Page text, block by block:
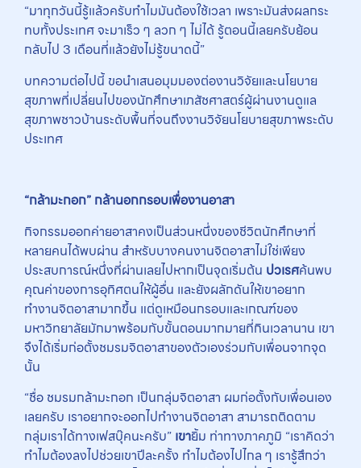
“มาทุกวันนี้รู้แล้วครับทำไมมันต้องใช้เวลา เพราะมันส่งผลกระ
ทบทั้งประเทศ จะมาเร็ว ๆ ลวก ๆ ไม่ได้ รู้ตอนนี้เลยครับย้อน
กลับไป 3 เดือนที่แล้วยังไม่รู้ขนาดนี้”
บทความต่อไปนี้ ขอนำเสนอมุมมองต่องานวิจัยและนโยบาย
สุขภาพที่เปลี่ยนไปของนักศึกษาเภสัชศาสตร์ผู้ผ่านงานดูแล
สุขภาพชาวบ้านระดับพื้นที่จนถึงงานวิจัยนโยบายสุขภาพระดับ
ประเทศ
“กล้ามะกอก” กล้านอกกรอบเพื่องานอาสา
กิจกรรมออกค่ายอาสาคงเป็นส่วนหนึ่งของชีวิตนักศึกษาที่
หลายคนได้พบผ่าน สำหรับบางคนงานจิตอาสาไม่ใช่เพียง
ประสบการณ์หนึ่งที่ผ่านเลยไปหากเป็นจุดเริ่มต้น ปวเรศค้นพบ
คุณค่าของการอุทิศตนให้ผู้อื่น และยังผลักดันให้เขาอยาก
ทำงานจิตอาสามากขึ้น แต่ดูเหมือนกรอบและเกณฑ์ของ
มหาวิทยาลัยมักมาพร้อมกับขั้นตอนมากมายที่กินเวลานาน เขา
จึงได้เริ่มก่อตั้งชมรมจิตอาสาของตัวเองร่วมกับเพื่อนจากจุด
นั้น
“ชื่อ ชมรมกล้ามะกอก เป็นกลุ่มจิตอาสา ผมก่อตั้งกับเพื่อนเอง
เลยครับ เราอยากจะออกไปทำงานจิตอาสา สามารถติดตาม
กลุ่มเราได้ทางเฟสบุ๊คนะครับ” เขายิ้ม ท่าทางภาคภูมิ “เราคิดว่า
ทำไมต้องลงไปช่วยเขาปีละครั้ง ทำไมต้องไปไกล ๆ เรารู้สึกว่า